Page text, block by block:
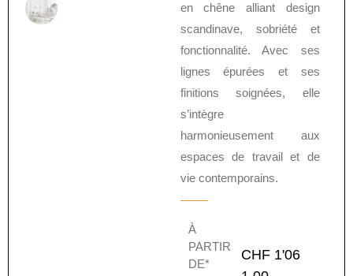
en chêne alliant design
scandinave, sobriété et
fonctionnalité. Avec ses
lignes épurées et ses
finitions soignées, elle
s’intègre
harmonieusement aux
espaces de travail et de
vie contemporains.
À
PARTIR
DE*
CHF 1'06